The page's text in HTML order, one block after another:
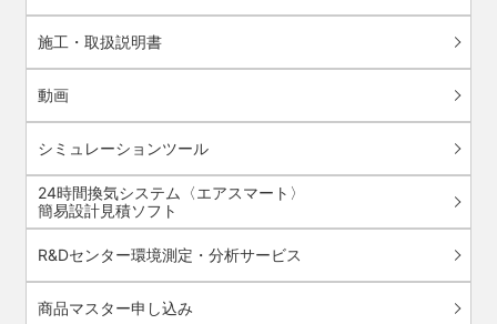
施工・取扱説明書
動画
シミュレーションツール
24時間換気システム〈エアスマート〉
簡易設計見積ソフト
R&Dセンター環境測定・分析サービス
商品マスター申し込み